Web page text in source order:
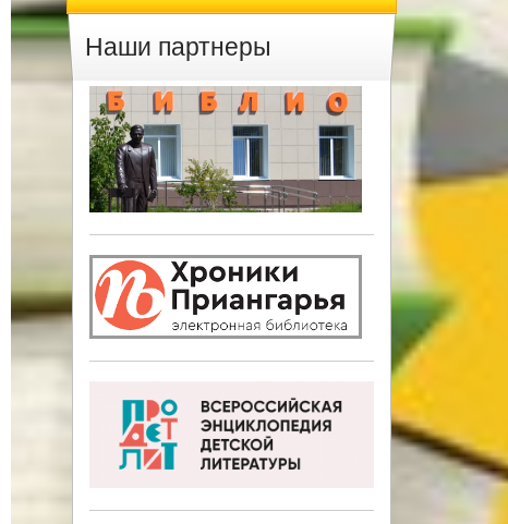
Наши партнеры